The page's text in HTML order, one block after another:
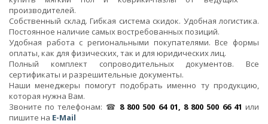
производителей.
Собственный склад. Гибкая система скидок. Удобная логистика.
Постоянное наличие самых востребованных позиций.
Удобная работа с региональными покупателями. Все формы
оплаты, как для физических, так и для юридических лиц.
Полный комплект сопроводительных документов. Все
сертификаты и разрешительные документы.
Наши менеджеры помогут подобрать именно ту продукцию,
которая нужна Вам.
Звоните по телефонам: ☎ 8 800 500 64 01, 8 800 500 66 41 или
пишите на E-Mail